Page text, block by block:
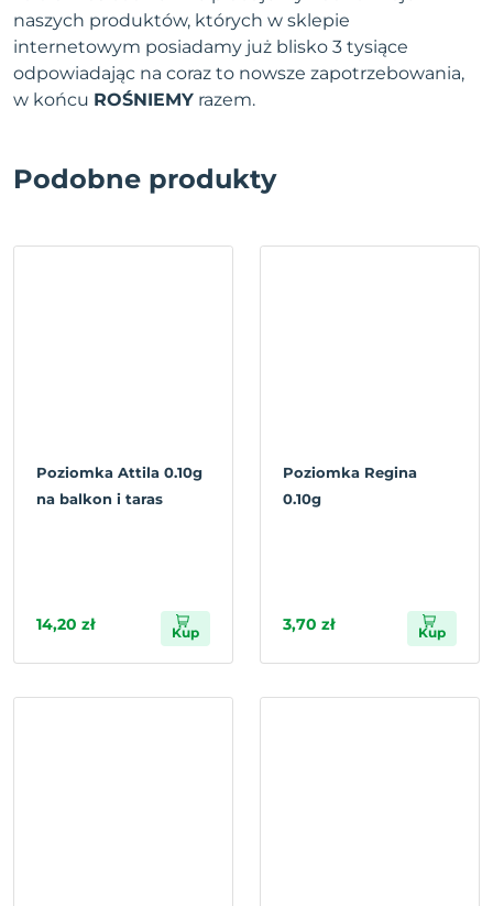
naszych produktów, których w sklepie
internetowym posiadamy już blisko 3 tysiące
odpowiadając na coraz to nowsze zapotrzebowania,
w końcu ROŚNIEMY razem.
Podobne produkty
Poziomka Attila 0.10g
na balkon i taras
14,20 zł Kup
Poziomka Regina
0.10g
3,70 zł Kup